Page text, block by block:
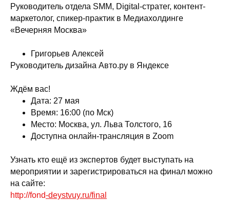
Руководитель отдела SMM, Digital-стратег, контент-
маркетолог, спикер-практик в Медиахолдинге
«Вечерняя Москва»
Григорьев Алексей
Руководитель дизайна Авто.ру в Яндексе
Ждём вас!
Дата: 27 мая
Время: 16:00 (по Мск)
Место: Москва, ул. Льва Толстого, 16
Доступна онлайн-трансляция в Zoom
Узнать кто ещё из экспертов будет выступать на
мероприятии и зарегистрироваться на финал можно
на сайте:
http://fond-deystvuy.ru/final